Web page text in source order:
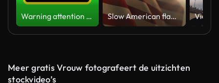
Warning attention yellow hazard message street sign 4k green screen caution animation Slow American flag at sunset during Memorial Day in the United States
Meer gratis Vrouw fotografeert de uitzichten
stockvideo’s